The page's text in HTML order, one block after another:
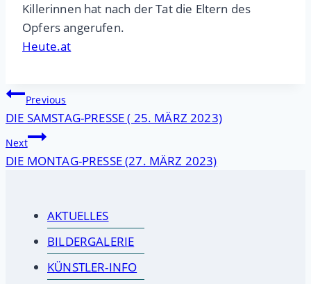
Killerinnen hat nach der Tat die Eltern des
Opfers angerufen.
Heute.at
Beitragsnavigation
Previous
DIE SAMSTAG-PRESSE ( 25. MÄRZ 2023)
Next
DIE MONTAG-PRESSE (27. MÄRZ 2023)
AKTUELLES
BILDERGALERIE
KÜNSTLER-INFO